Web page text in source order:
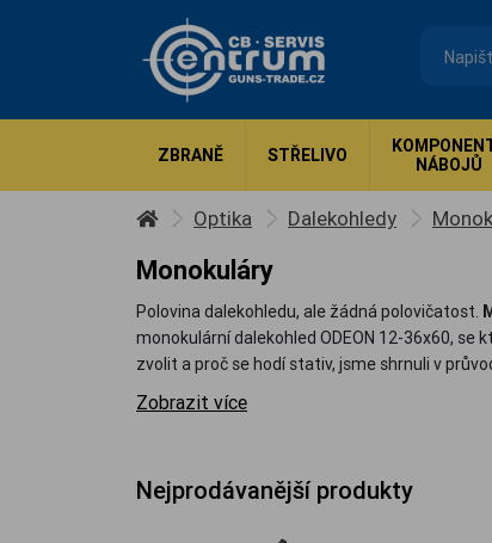
ZBRANĚ STŘELIVO
NÁBOJŮ
Optika Dalekohledy
Monokuláry
Polovina dalekohledu, ale žádná polovičatost.
monokulární dalekohled ODEON 12-36x60,
zvolit a proč se hodí stativ, jsme shrnuli v
Zobrazit více
Nejprodávanější produkty